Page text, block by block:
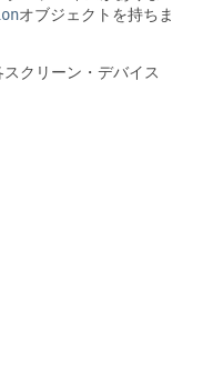
オブジェクトを持ちま
スクリーン・デバイス